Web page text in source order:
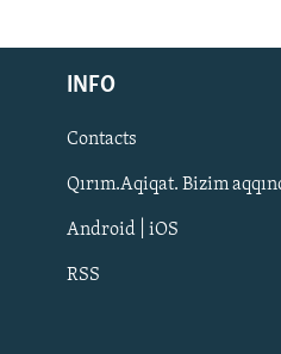
Русский
Українською
QOŞULIÑIZ!
INFO
Contacts
Qırım.Aqiqat. Bizim
Android | iOS
RSS